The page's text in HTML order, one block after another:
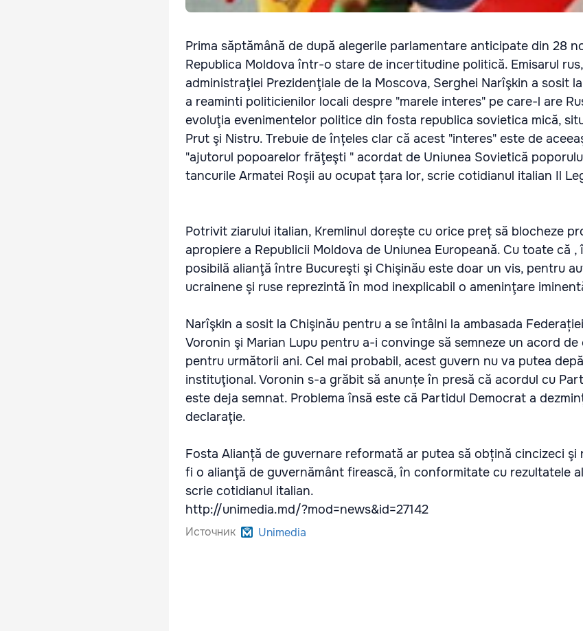
Prima săptămână de după alegerile parlamentare anticipate din 28
Republica Moldova într-o stare de incertitudine politică. Emisarul
administraţiei Prezidenţiale de la Moscova, Serghei Narîşkin a sosit
a reaminti politicienilor locali despre "marele interes" pe care-l are
evoluţia evenimentelor politice din fosta republica sovietica mică,
Prut şi Nistru. Trebuie de înțeles clar că acest "interes" este de
"ajutorul popoarelor frăţeşti " acordat de Uniunea Sovietică
tancurile Armatei Roşii au ocupat țara lor, scrie cotidianul italian Il
Potrivit ziarului italian, Kremlinul dorește cu orice preț să blocheze
apropiere a Republicii Moldova de Uniunea Europeană. Cu toate că ,
posibilă alianţă între Bucureşti şi Chişinău este doar un vis, pentru
ucrainene şi ruse reprezintă în mod inexplicabil o ameninţare
Narîşkin a sosit la Chişinău pentru a se întâlni la ambasada
Voronin şi Marian Lupu pentru a-i convinge să semneze un acord
pentru următorii ani. Cel mai probabil, acest guvern nu va putea
instituţional. Voronin s-a grăbit să anunțe în presă că acordul cu
este deja semnat. Problema însă este că Partidul Democrat a
declaraţie.
Fosta Alianță de guvernare reformată ar putea să obțină cincizeci şi
fi o alianţă de guvernământ firească, în conformitate cu rezultatele
scrie cotidianul italian.
http://unimedia.md/?mod=news&id=27142
Источник Unimedia